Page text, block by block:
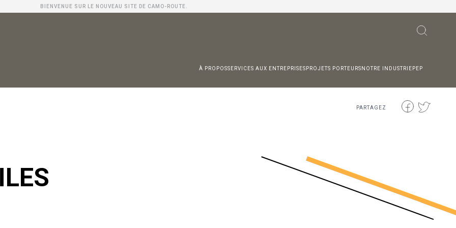
BIENVENUE SUR LE NOUVEAU SITE DE CAMO-ROUTE.
À PROPOSSERVICES AUX ENTREPRISES PROJETS PORTEURS NOTRE INDUSTRIE PEP
PARTAGEZ